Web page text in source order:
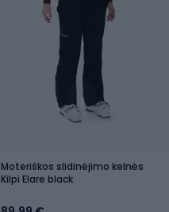
Moteriškos slidinėjimo kelnės
Kilpi Elare black